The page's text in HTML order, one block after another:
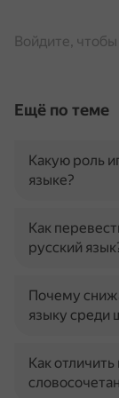
Войдите,
Ещё по теме
Какую роль
языке?
Как
русский
Почему
языку среди
Как